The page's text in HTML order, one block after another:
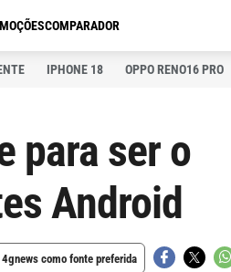
COMPARADOR
IPHONE 18 OPPO RENO16 PRO
para ser o
Android
como fonte preferida